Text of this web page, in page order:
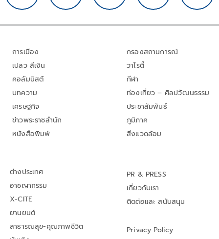
การเมือง
เปลว สีเงิน
คอลัมนิสต์
บทความ
เศรษฐกิจ
ข่าวพระราชสำนัก
หนังสือพิมพ์
กรองสถานการณ์
วาไรตี้
กีฬา
ท่องเที่ยว – ศิลปวัฒนธรรม
ประชาสัมพันธ์
ภูมิภาค
สิ่งแวดล้อม
ต่างประเทศ
อาชญากรรม
X-CITE
ยานยนต์
สาธารณสุข-คุณภาพชีวิต
PR & PRESS
เกี่ยวกับเรา
ติดต่อและ สนับสนุน
Privacy Policy